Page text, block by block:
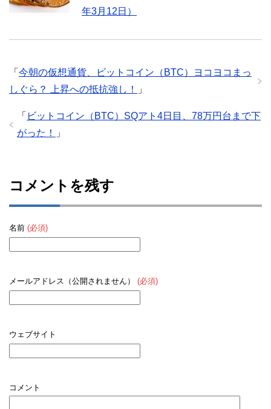
年3月12日）
「 今朝の仮想通貨、ビットコイン（BTC）ヨコヨコまっ
しぐら？ 上昇への抵抗強し！
」
「 ビットコイン（BTC）SQアト4日目、78万円台まで下
がった！
」
コメントを残す
名前 (必須)
メールアドレス（公開されません） (必須)
ウェブサイト
コメント